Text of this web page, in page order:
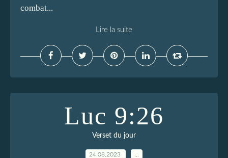
combat...
Lire la suite
Luc 9:26
Verset du jour
24.08.2023